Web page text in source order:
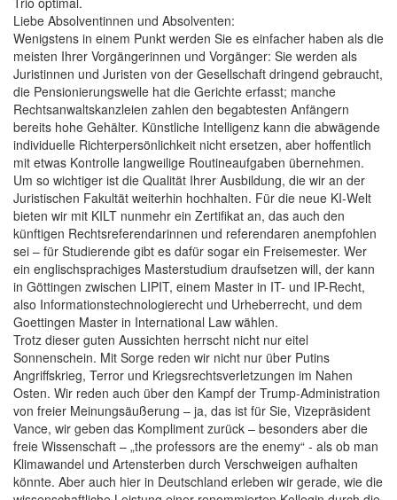
Liebe Absolventinnen und Absolventen:
Wenigstens in einem Punkt werden Sie es einfacher haben als die
meisten Ihrer Vorgängerinnen und Vorgänger: Sie werden als
Juristinnen und Juristen von der Gesellschaft dringend gebraucht,
die Pensionierungswelle hat die Gerichte erfasst; manche
Rechtsanwaltskanzleien zahlen den begabtesten Anfängern
bereits hohe Gehälter. Künstliche Intelligenz kann die abwägende
individuelle Richterpersönlichkeit nicht ersetzen, aber hoffentlich
mit etwas Kontrolle langweilige Routineaufgaben übernehmen.
Um so wichtiger ist die Qualität Ihrer Ausbildung, die wir an der
Juristischen Fakultät weiterhin hochhalten. Für die neue KI-Welt
bieten wir mit KILT nunmehr ein Zertifikat an, das auch den
künftigen Rechtsreferendarinnen und referendaren anempfohlen
sei – für Studierende gibt es dafür sogar ein Freisemester. Wer
ein englischsprachiges Masterstudium draufsetzen will, der kann
in Göttingen zwischen LIPIT, einem Master in IT- und IP-Recht,
also Informationstechnologierecht und Urheberrecht, und dem
Goettingen Master in International Law wählen.
Trotz dieser guten Aussichten herrscht nicht nur eitel
Sonnenschein. Mit Sorge reden wir nicht nur über Putins
Angriffskrieg, Terror und Kriegsrechtsverletzungen im Nahen
Osten. Wir reden auch über den Kampf der Trump-Administration
von freier Meinungsäußerung – ja, das ist für Sie, Vizepräsident
Vance, wir geben das Kompliment zurück – besonders aber die
freie Wissenschaft – „the professors are the enemy“ - als ob man
Klimawandel und Artensterben durch Verschweigen aufhalten
könnte. Aber auch hier in Deutschland erleben wir gerade, wie die